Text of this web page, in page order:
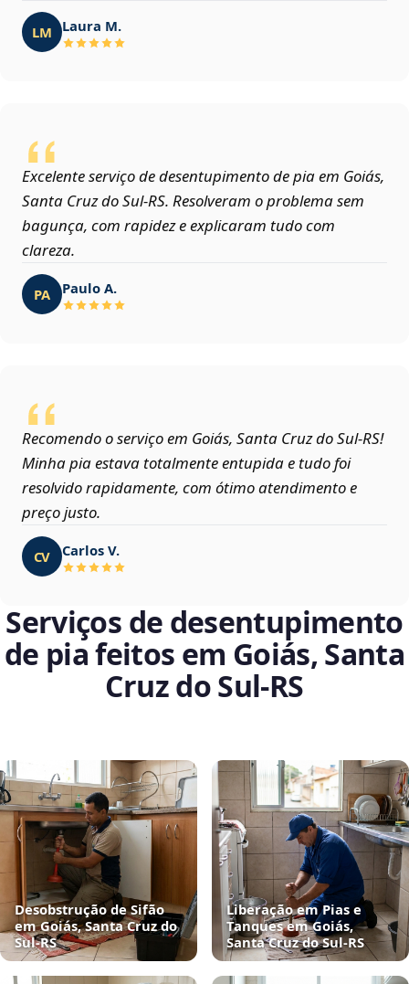
LM Laura M.
Excelente serviço de desentupimento de pia em Goiás,
Santa Cruz do Sul‑RS. Resolveram o problema sem
bagunça, com rapidez e explicaram tudo com
clareza.
PA Paulo A.
Recomendo o serviço em Goiás, Santa Cruz do Sul‑RS!
Minha pia estava totalmente entupida e tudo foi
resolvido rapidamente, com ótimo atendimento e
preço justo.
CV Carlos V.
Serviços de desentupimento
de pia feitos em Goiás, Santa
Cruz do Sul‑RS
Desobstrução de Sifão
em Goiás, Santa Cruz do
Sul‑RS
Liberação em Pias e
Tanques em Goiás,
Santa Cruz do Sul‑RS